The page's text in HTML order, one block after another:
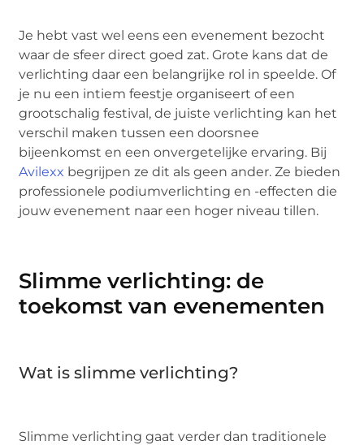
Je hebt vast wel eens een evenement bezocht
waar de sfeer direct goed zat. Grote kans dat de
verlichting daar een belangrijke rol in speelde. Of
je nu een intiem feestje organiseert of een
grootschalig festival, de juiste verlichting kan het
verschil maken tussen een doorsnee
bijeenkomst en een onvergetelijke ervaring. Bij
Avilexx begrijpen ze dit als geen ander. Ze bieden
professionele podiumverlichting en -effecten die
jouw evenement naar een hoger niveau tillen.
Slimme verlichting: de
toekomst van evenementen
Wat is slimme verlichting?
Slimme verlichting gaat verder dan traditionele